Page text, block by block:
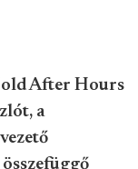
After Hours
a